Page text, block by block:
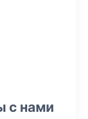
с нами